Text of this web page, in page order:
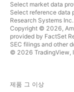
Select market data
Select reference
Research Systems Inc.
Copyright © 2026,
provided by FactSet
SEC filings and other
© 2026 TradingView,
제품 그 이상